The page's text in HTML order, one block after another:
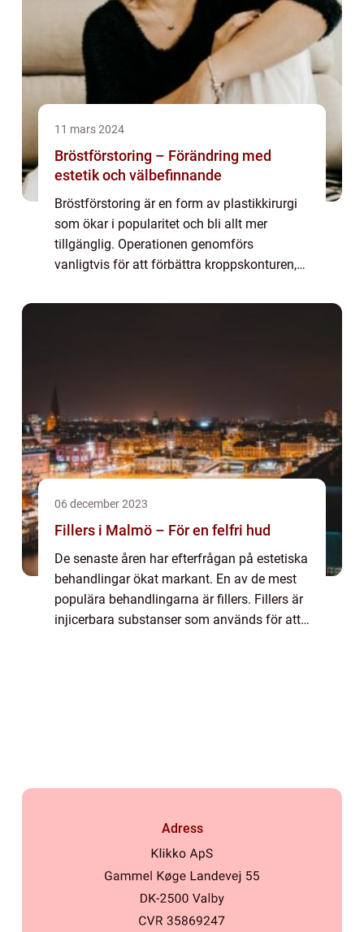
11 mars 2024
Bröstförstoring – Förändring med
estetik och välbefinnande
Bröstförstoring är en form av plastikkirurgi
som ökar i popularitet och bli allt mer
tillgänglig. Operationen genomförs
vanligtvis för att förbättra kroppskonturen,
06 december 2023
Fillers i Malmö – För en felfri hud
De senaste åren har efterfrågan på estetiska
behandlingar ökat markant. En av de mest
populära behandlingarna är fillers. Fillers är
injicerbara substanser som används för att
Adress